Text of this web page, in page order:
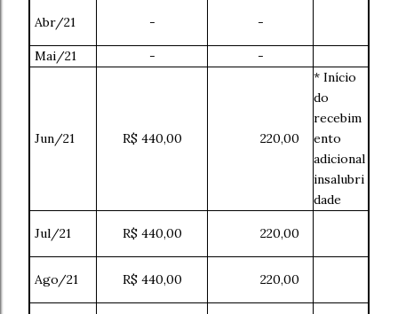
Abr/21 - -
Mai/21 - -
Jun/21 R$ 440,00 220,00
* Início
do
recebim
ento
adicional
insalubri
dade
Jul/21 R$ 440,00 220,00
Ago/21 R$ 440,00 220,00